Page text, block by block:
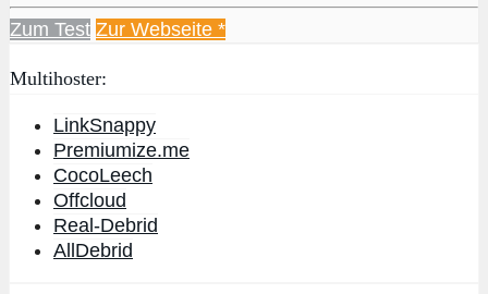
Zum Test Zur Webseite *
Multihoster:
LinkSnappy
Premiumize.me
CocoLeech
Offcloud
Real-Debrid
AllDebrid